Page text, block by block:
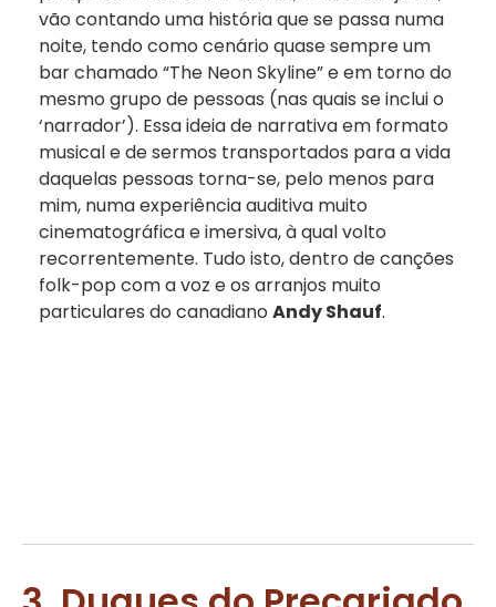
vão contando uma história que se passa numa
noite, tendo como cenário quase sempre um
bar chamado “The Neon Skyline” e em torno do
mesmo grupo de pessoas (nas quais se inclui o
‘narrador’). Essa ideia de narrativa em formato
musical e de sermos transportados para a vida
daquelas pessoas torna-se, pelo menos para
mim, numa experiência auditiva muito
cinematográfica e imersiva, à qual volto
recorrentemente. Tudo isto, dentro de canções
folk-pop com a voz e os arranjos muito
particulares do canadiano Andy Shauf.